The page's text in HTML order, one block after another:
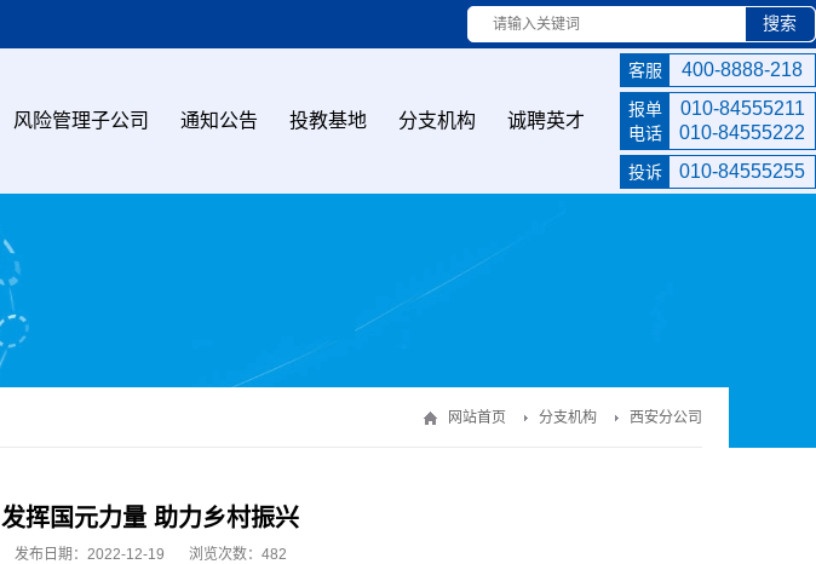
搜索
风险管理子公司 通知公告 投教基地 分支机构 诚聘英才
客服 400-8888-218
报单
电话
010-84555211
010-84555222
投诉 010-84555255
网站首页 分支机构 西安分公司
发挥国元力量 助力乡村振兴
发布日期：2022-12-19 浏览次数： 482